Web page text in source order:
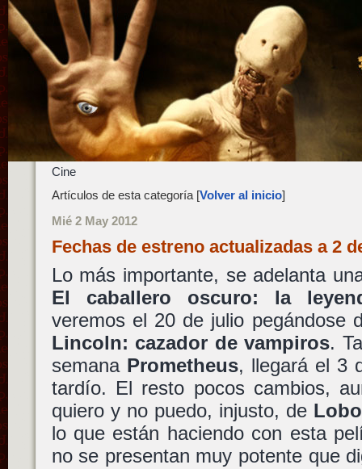
Cine
Artículos de esta categoría [Volver al inicio]
Mié 2 May 2012
Fechas de estreno actualizadas a 2
Lo más importante, se adelanta
El caballero oscuro: la
veremos el 20 de julio pegándose
Lincoln: cazador de vampiros.
semana Prometheus, llegará el 3
tardío. El resto pocos cambios,
quiero y no puedo, injusto, de
lo que están haciendo con esta
no se presentan muy potente que